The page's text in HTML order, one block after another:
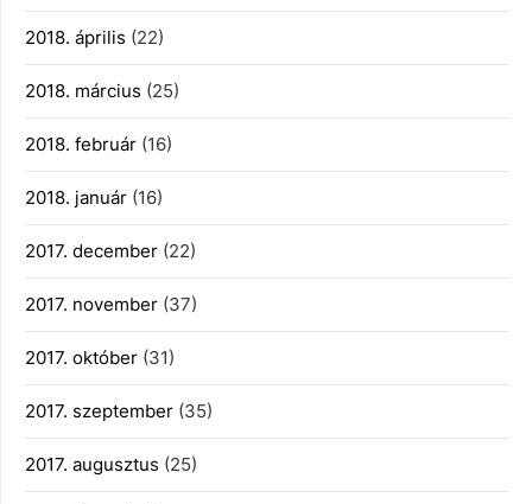
2018. április (22)
2018. március (25)
2018. február (16)
2018. január (16)
2017. december (22)
2017. november (37)
2017. október (31)
2017. szeptember (35)
2017. augusztus (25)